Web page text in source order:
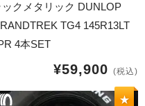
ックメタリック DUNLOP
TG4 145R13LT
4本SET
¥59,900 (税込)
★